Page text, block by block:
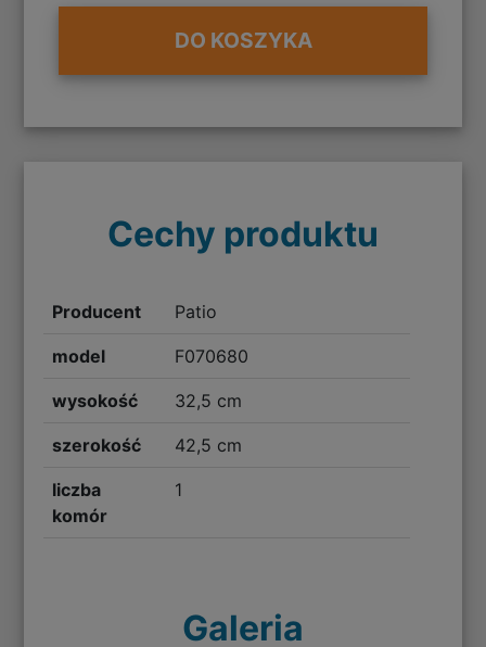
DO KOSZYKA
Cechy produktu
Producent Patio
model F070680
wysokość 32,5 cm
szerokość 42,5 cm
liczba
komór
1
Galeria